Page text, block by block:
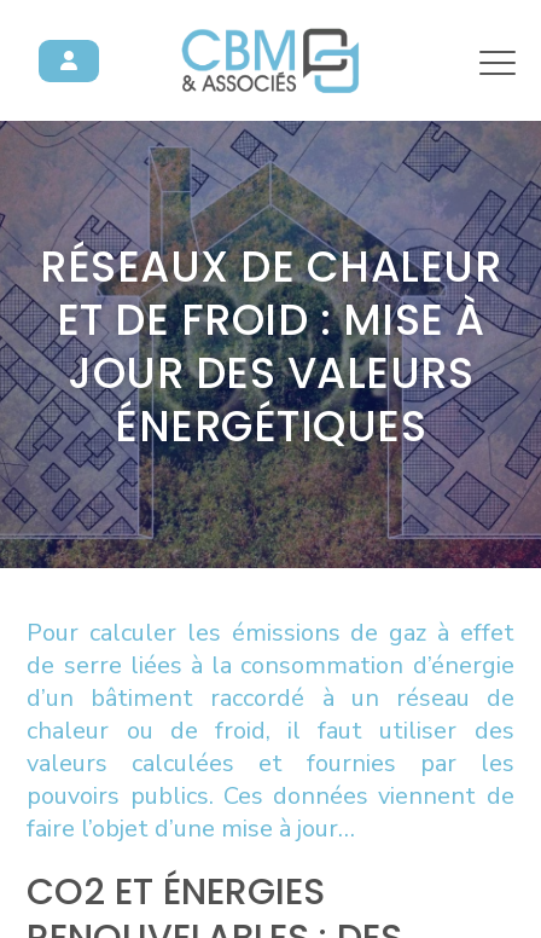
RÉSEAUX DE CHALEUR
ET DE FROID : MISE À
JOUR DES VALEURS
ÉNERGÉTIQUES
Pour calculer les émissions de gaz à effet
de serre liées à la consommation d’énergie
d’un bâtiment raccordé à un réseau de
chaleur ou de froid, il faut utiliser des
valeurs calculées et fournies par les
pouvoirs publics. Ces données viennent de
faire l’objet d’une mise à jour…
CO2 ET ÉNERGIES